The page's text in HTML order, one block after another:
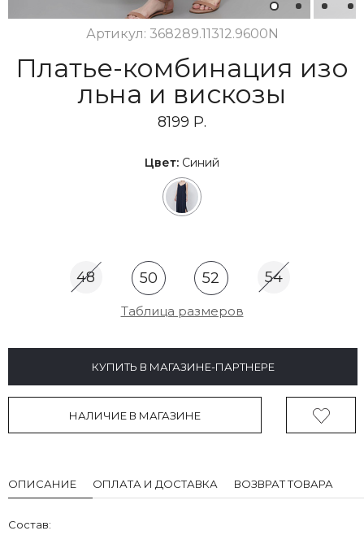
1
Артикул: 368289.11312.9600N
Платье-комбинация изо
льна и вискозы
8199 Р.
Цвет: Синий
48 50 52 54
Таблица размеров
КУПИТЬ В МАГАЗИНЕ-ПАРТНЕРЕ
НАЛИЧИЕ В МАГАЗИНЕ
ОПИСАНИЕ ОПЛАТА И ДОСТАВКА ВОЗВРАТ ТОВАРА
Состав: